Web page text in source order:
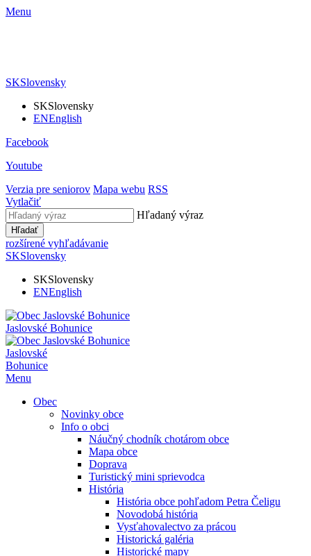
Menu
SKSlovensky
SKSlovensky
ENEnglish
Facebook
Youtube
Verzia pre seniorov Mapa webu RSS
Vytlačiť
Hľadaný výraz
Hľadať
rozšírené vyhľadávanie
SKSlovensky
SKSlovensky
ENEnglish
Jaslovské Bohunice
Jaslovské
Bohunice
Menu
Obec
Novinky obce
Info o obci
Náučný chodník chotárom obce
Mapa obce
Doprava
Turistický mini sprievodca
História
História obce pohľadom Petra Čeligu
Novodobá história
Vysťahovalectvo za prácou
Historická galéria
Historické mapy